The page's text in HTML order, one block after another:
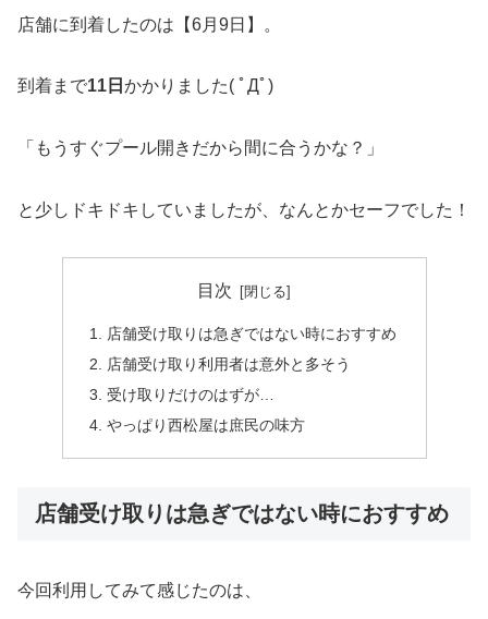
店舗に到着したのは【6月9日】。
到着まで11日 かかりました( ﾟДﾟ)
「もうすぐプール開きだから間に合うかな？」
と少しドキドキしていましたが、なんとかセーフでした！
目次
店舗受け取りは急ぎではない時におすすめ
店舗受け取り利用者は意外と多そう
受け取りだけのはずが…
やっぱり西松屋は庶民の味方
店舗受け取りは急ぎではない時におすすめ
今回利用してみて感じたのは、